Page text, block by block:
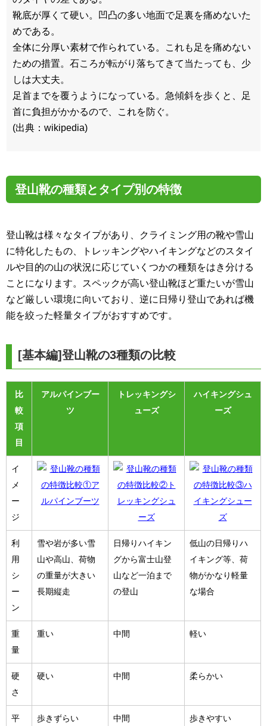
靴底が厚くて硬い。凹凸の多い地面で足裏を痛めないた
めである。
全体に分厚い素材で作られている。これも足を痛めない
ための措置。石ころが転がり落ちてきて当たっても、少
しは大丈夫。
足首までを覆うようになっている。急傾斜を歩くと、足
首に負担がかかるので、これを防ぐ。
(出典：wikipedia)
登山靴の種類とタイプ別の特徴
登山靴は様々なタイプがあり、クライミング用の靴や雪山
に特化したもの、トレッキングやハイキングなどのスタイ
ルや目的の山の状況に応じていくつかの種類をはき分ける
ことになります。スペックが高い登山靴ほど重たいが雪山
など厳しい環境に向いており、逆に日帰り登山であれば機
能を絞った軽量タイプがおすすめです。
[基本編]登山靴の3種類の比較
比
較
項
目
アルパインブー
ツ
トレッキングシ
ューズ
ハイキングシュ
ーズ
イ
メ
ー
ジ
利
用
シ
ー
ン
雪や岩が多い雪
山や高山、荷物
の重量が大きい
長期縦走
日帰りハイキン
グから富士山登
山など一泊まで
の登山
低山の日帰りハ
イキング等、荷
物がかなり軽量
な場合
重
量
重い 中間 軽い
硬
さ
硬い 中間 柔らかい
平
歩きずらい 中間 歩きやすい